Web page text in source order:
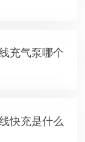
充气泵哪个
快充是什么